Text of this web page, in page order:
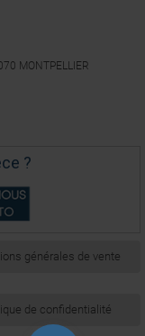
MONTPELLIER
?
générales de vente
de confidentialité